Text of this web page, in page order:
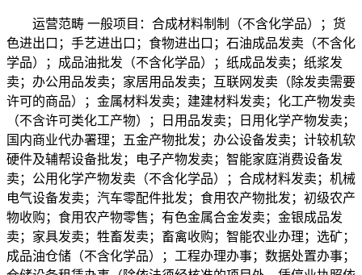
运营范畴 一般项目：合成材料制制（不含化学品）；货
色进出口；手艺进出口；食物进出口；石油成品发卖（不含化
学品）；成品油批发（不含化学品）；纸成品发卖；纸浆发
卖；办公用品发卖；家居用品发卖；互联网发卖（除发卖需要
许可的商品）；金属材料发卖；建建材料发卖；化工产物发卖
（不含许可类化工产物）；日用品发卖；日用化学产物发卖；
国内商业代办署理；五金产物批发；办公设备发卖；计较机软
硬件及辅帮设备批发；电子产物发卖；智能家庭消费设备发
卖；公用化学产物发卖（不含化学品）；合成材料发卖；机械
电气设备发卖；汽车零配件批发；食用农产物批发；初级农产
物收购；食用农产物零售；有色金属合金发卖；金银成品发
卖；家具发卖；牲畜发卖；畜禽收购；智能农业办理；选矿；
成品油仓储（不含化学品）；工程办理办事；数据处置办事；